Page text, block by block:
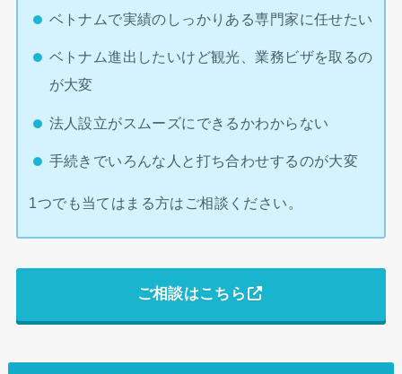
ベトナムで実績のしっかりある専門家に任せたい
ベトナム進出したいけど観光、業務ビザを取るの
が大変
法人設立がスムーズにできるかわからない
手続きでいろんな人と打ち合わせするのが大変
1つでも当てはまる方はご相談ください。
ご相談はこちら